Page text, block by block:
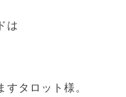
は
タロット様。